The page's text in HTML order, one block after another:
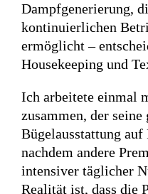
Dampfgenerierung,
kontinuierlichen
ermöglicht –
Housekeeping und
Ich arbeitete einmal
zusammen, der seine
Bügelausstattung
nachdem andere
intensiver täglicher
Realität ist, dass die